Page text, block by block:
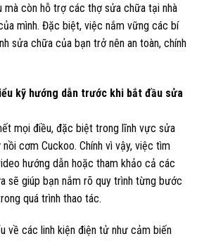
mà còn hỗ trợ các thợ sửa chữa tại nhà
mình. Đặc biệt, việc nắm vững các bí
sửa chữa của bạn trở nên an toàn, chính
kỹ hướng dẫn trước khi bắt đầu sửa
mọi điều, đặc biệt trong lĩnh vực sửa
cơm Cuckoo. Chính vì vậy, việc tìm
hướng dẫn hoặc tham khảo cả các
sẽ giúp bạn nắm rõ quy trình từng bước
quá trình thao tác.
về các linh kiện điện tử như cảm biến